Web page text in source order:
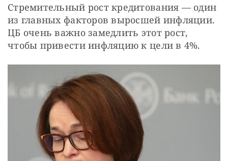
Стремительный рост кредитования — один
из главных факторов выросшей инфляции.
ЦБ очень важно замедлить этот рост,
чтобы привести инфляцию к цели в 4%.